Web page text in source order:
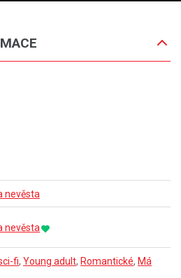
nevěsta
nevěsta
fi, Young adult, Romantické, Má